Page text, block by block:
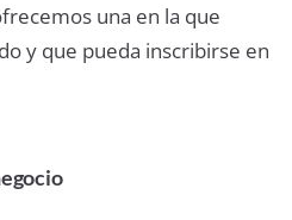
una en la que
y que pueda inscribirse en